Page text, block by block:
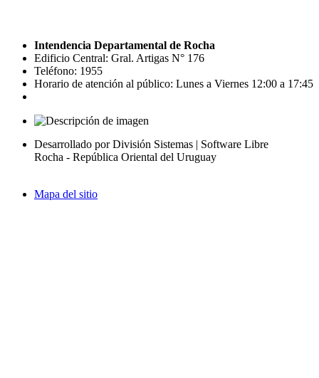
Intendencia Departamental de Rocha
Edificio Central: Gral. Artigas N° 176
Teléfono: 1955
Horario de atención al público: Lunes a Viernes 12:00 a 17:45
Desarrollado por División Sistemas | Software Libre
Rocha - República Oriental del Uruguay
Mapa del sitio